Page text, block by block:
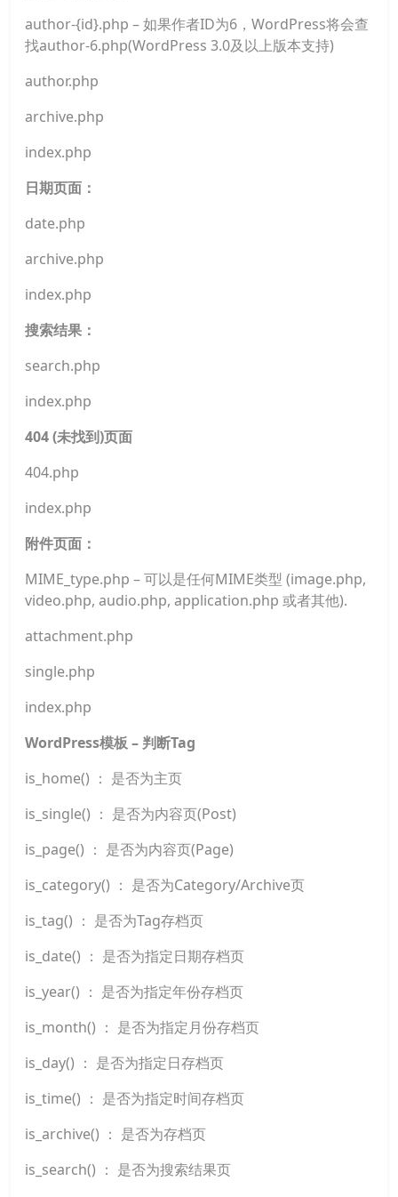
author-{id}.php – 如果作者ID为6，WordPress将会查
找author-6.php(WordPress 3.0及以上版本支持)
author.php
archive.php
index.php
日期页面：
date.php
archive.php
index.php
搜索结果：
search.php
index.php
404 (未找到)页面
404.php
index.php
附件页面：
MIME_type.php – 可以是任何MIME类型 (image.php,
video.php, audio.php, application.php 或者其他).
attachment.php
single.php
index.php
WordPress模板 – 判断Tag
is_home() ： 是否为主页
is_single() ： 是否为内容页(Post)
is_page() ： 是否为内容页(Page)
is_category() ： 是否为Category/Archive页
is_tag() ： 是否为Tag存档页
is_date() ： 是否为指定日期存档页
is_year() ： 是否为指定年份存档页
is_month() ： 是否为指定月份存档页
is_day() ： 是否为指定日存档页
is_time() ： 是否为指定时间存档页
is_archive() ： 是否为存档页
is_search() ： 是否为搜索结果页